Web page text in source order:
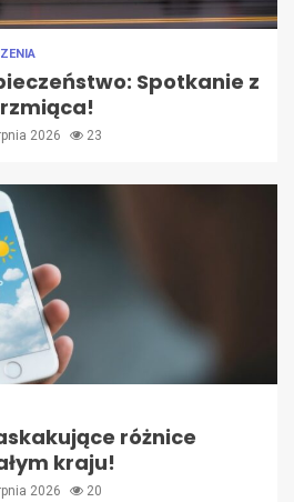
Spotkanie z
2026 23
różnice
kraju!
2026 20